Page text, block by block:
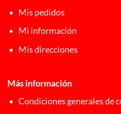
Mis pedidos
Mi información
Mis direcciones
Más información
Condiciones generales de